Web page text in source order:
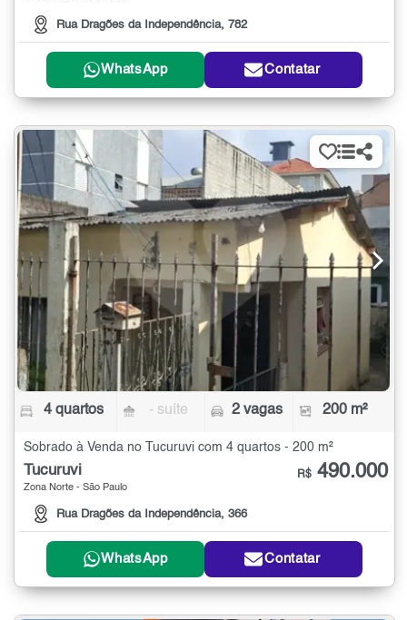
Rua Dragões da Independência, 782
WhatsApp Contatar
4 quartos - suíte 2 vagas 200 m²
Sobrado à Venda no Tucuruvi com 4 quartos - 200 m²
Tucuruvi
Zona Norte - São Paulo
Rua Dragões da Independência, 366
R$ 490.000
WhatsApp Contatar